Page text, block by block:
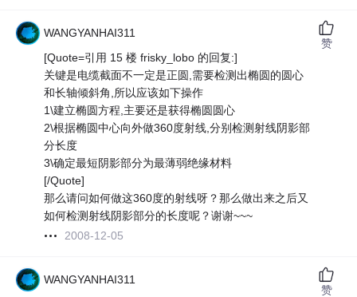
WANGYANHAI311
[Quote=引用 15 楼 frisky_lobo 的回复:]
关键是电缆截面不一定是正圆,需要检测出椭圆的圆心
和长轴倾斜角,所以应该如下操作
1\建立椭圆方程,主要还是获得椭圆圆心
2\根据椭圆中心向外做360度射线,分别检测射线阴影部
分长度
3\确定最短阴影部分为最薄弱绝缘材料
[/Quote]
那么请问如何做这360度的射线呀？那么做出来之后又
如何检测射线阴影部分的长度呢？谢谢~~~
2008-12-05
赞
WANGYANHAI311
赞